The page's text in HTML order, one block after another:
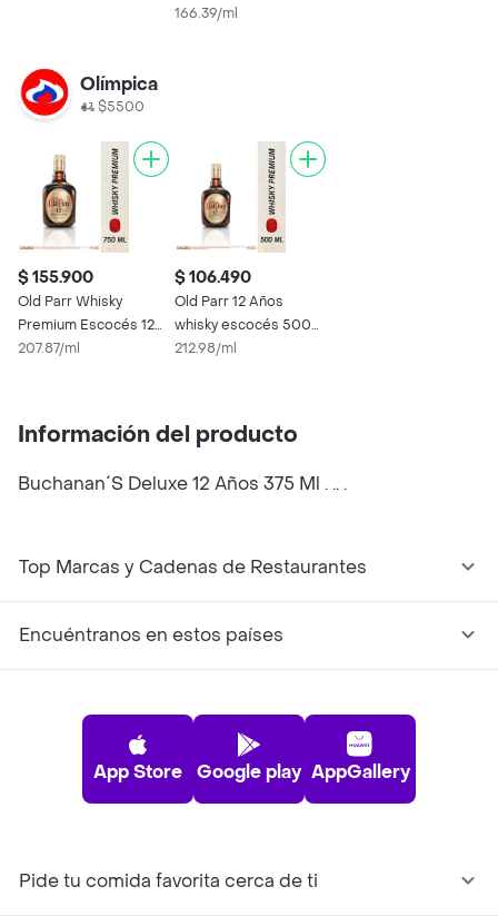
Años
166.39/ml
Olímpica
$5500
$ 155.900
Old Parr Whisky
Premium Escocés 12
Años
207.87/ml
$ 106.490
Old Parr 12 Años
whisky escocés 500
ml
212.98/ml
Información del producto
Buchanan´S Deluxe 12 Años 375 Ml . .. .
Top Marcas y Cadenas de Restaurantes
Encuéntranos en estos países
App Store Google play AppGallery
Pide tu comida favorita cerca de ti